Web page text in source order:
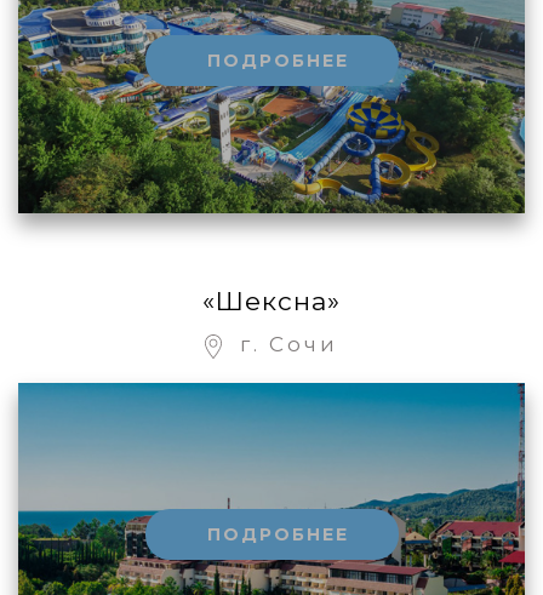
ПОДРОБНЕЕ
«Шексна»
г. Сочи
ПОДРОБНЕЕ